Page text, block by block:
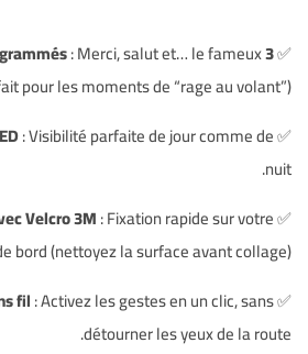
✅
3 gestes lumineux préprogrammés
: Merci, salut et… le fameux
pour les moments de “rage au volant”).
✅
: Visibilité parfaite de jour comme de
nuit.
✅
Velcro 3M: Fixation rapide sur votre
bord (nettoyez la surface avant collage).
✅
fil: Activez les gestes en un clic, sans
détourner les yeux de la route.